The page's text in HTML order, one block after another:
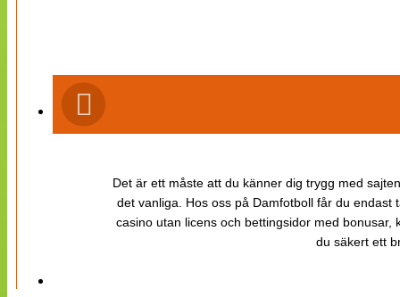
Det är ett måste att du känner dig trygg med
det vanliga. Hos oss på Damfotboll får du
casino utan licens och bettingsidor med
du säkert ett